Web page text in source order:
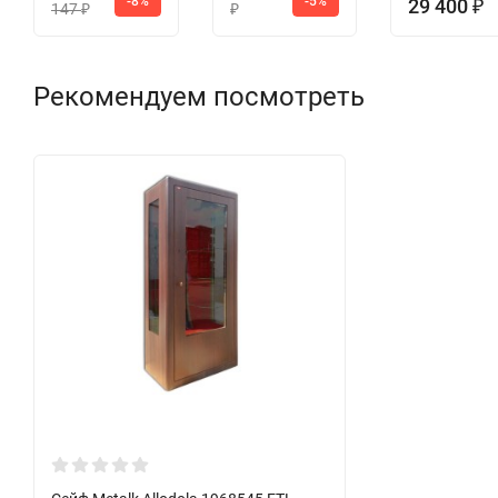
147₽ ₽ 29 400₽
Рекомендуем посмотреть